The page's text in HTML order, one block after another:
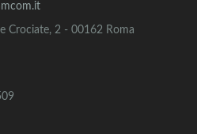
Crociate, 2 - 00162 Roma